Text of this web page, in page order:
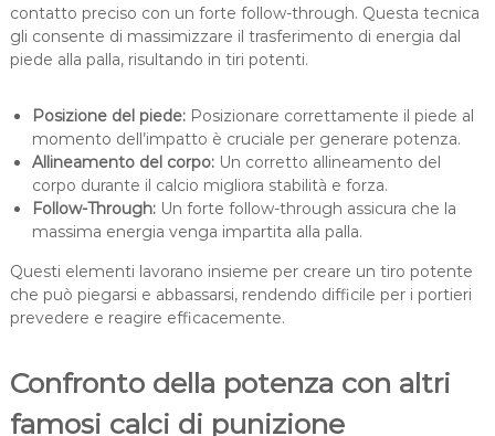
contatto preciso con un forte follow-through. Questa tecnica
gli consente di massimizzare il trasferimento di energia dal
piede alla palla, risultando in tiri potenti.
Posizione del piede:Posizionare correttamente il piede al
momento dell’impatto è cruciale per generare potenza.
Allineamento del corpo:Un corretto allineamento del
corpo durante il calcio migliora stabilità e forza.
Follow-Through:Un forte follow-through assicura che la
massima energia venga impartita alla palla.
Questi elementi lavorano insieme per creare un tiro potente
che può piegarsi e abbassarsi, rendendo difficile per i portieri
prevedere e reagire efficacemente.
Confronto della potenza con altri
famosi calci di punizione